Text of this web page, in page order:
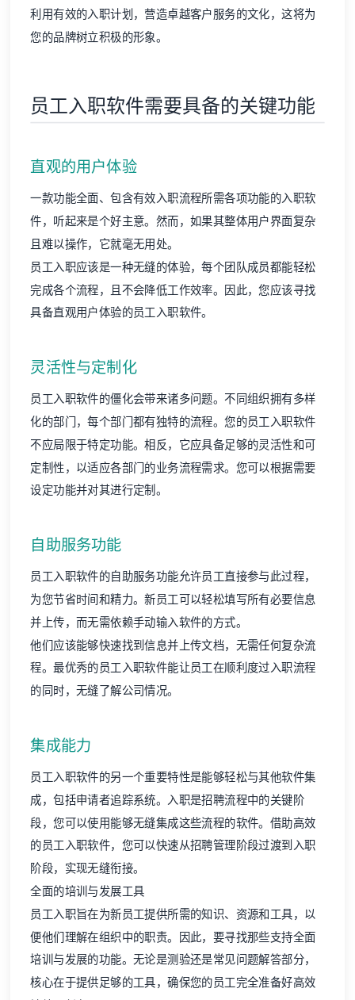
利用有效的入职计划，营造卓越客户服务的文化，这将为
您的品牌树立积极的形象。
员工入职软件需要具备的关键功能
直观的用户体验
一款功能全面、包含有效入职流程所需各项功能的入职软
件，听起来是个好主意。然而，如果其整体用户界面复杂
且难以操作，它就毫无用处。
员工入职应该是一种无缝的体验，每个团队成员都能轻松
完成各个流程，且不会降低工作效率。因此，您应该寻找
具备直观用户体验的员工入职软件。
灵活性与定制化
员工入职软件的僵化会带来诸多问题。不同组织拥有多样
化的部门，每个部门都有独特的流程。您的员工入职软件
不应局限于特定功能。相反，它应具备足够的灵活性和可
定制性，以适应各部门的业务流程需求。您可以根据需要
设定功能并对其进行定制。
自助服务功能
员工入职软件的自助服务功能允许员工直接参与此过程，
为您节省时间和精力。新员工可以轻松填写所有必要信息
并上传，而无需依赖手动输入软件的方式。
他们应该能够快速找到信息并上传文档，无需任何复杂流
程。最优秀的员工入职软件能让员工在顺利度过入职流程
的同时，无缝了解公司情况。
集成能力
员工入职软件的另一个重要特性是能够轻松与其他软件集
成，包括申请者追踪系统。入职是招聘流程中的关键阶
段，您可以使用能够无缝集成这些流程的软件。借助高效
的员工入职软件，您可以快速从招聘管理阶段过渡到入职
阶段，实现无缝衔接。
全面的培训与发展工具
员工入职旨在为新员工提供所需的知识、资源和工具，以
便他们理解在组织中的职责。因此，要寻找那些支持全面
培训与发展的功能。无论是测验还是常见问题解答部分，
核心在于提供足够的工具，确保您的员工完全准备好高效